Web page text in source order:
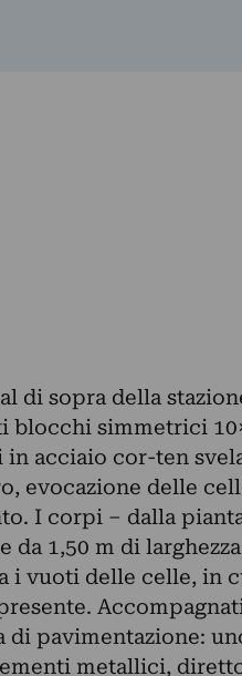
di sopra della
blocchi simmetrici
acciaio cor-ten
evocazione delle
I corpi – dalla
da 1,50 m di
i vuoti delle celle, in
di pavimentazione:
metallici,